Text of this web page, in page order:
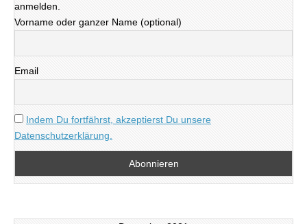
anmelden.
Vorname oder ganzer Name (optional)
Email
Indem Du fortfährst, akzeptierst Du unsere
Datenschutzerklärung.